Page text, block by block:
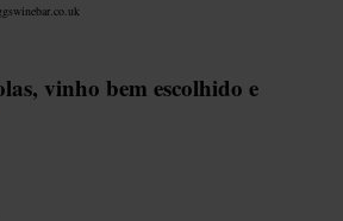
vinho bem escolhido e